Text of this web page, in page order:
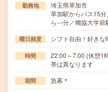
勤務地
埼玉県草加市
草加駅からバス15
ら---分／獨協大学前
曜日頻度 シフト自由！好き
時間
22:00～7:00 (休憩1
帯は異なります
期間 急募＊